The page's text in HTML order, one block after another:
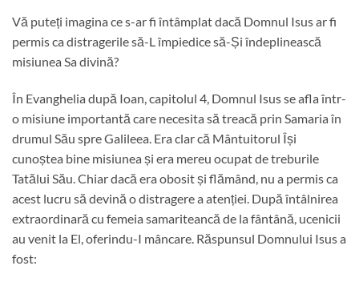
Vă puteți imagina ce s-ar fi întâmplat dacă Domnul Isus ar fi
permis ca distragerile să-L împiedice să-Și îndeplinească
misiunea Sa divină?
În Evanghelia după Ioan, capitolul 4, Domnul Isus se afla într-
o misiune importantă care necesita să treacă prin Samaria în
drumul Său spre Galileea. Era clar că Mântuitorul Își
cunoștea bine misiunea și era mereu ocupat de treburile
Tatălui Său. Chiar dacă era obosit și flămând, nu a permis ca
acest lucru să devină o distragere a atenției. După întâlnirea
extraordinară cu femeia samariteancă de la fântână, ucenicii
au venit la El, oferindu-I mâncare. Răspunsul Domnului Isus a
fost: